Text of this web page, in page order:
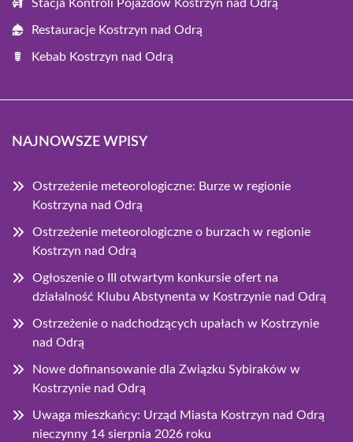
Stacja Kontroli Pojazdów Kostrzyn nad Odrą
Restauracje Kostrzyn nad Odrą
Kebab Kostrzyn nad Odrą
NAJNOWSZE WPISY
Ostrzeżenie meteorologiczne: Burze w regionie
Kostrzyna nad Odrą
Ostrzeżenie meteorologiczne o burzach w regionie
Kostrzyn nad Odrą
Ogłoszenie o III otwartym konkursie ofert na
działalność Klubu Abstynenta w Kostrzynie nad Odrą
Ostrzeżenie o nadchodzących upałach w Kostrzynie
nad Odrą
Nowe dofinansowanie dla Związku Sybiraków w
Kostrzynie nad Odrą
Uwaga mieszkańcy: Urząd Miasta Kostrzyn nad Odrą
nieczynny 14 sierpnia 2026 roku